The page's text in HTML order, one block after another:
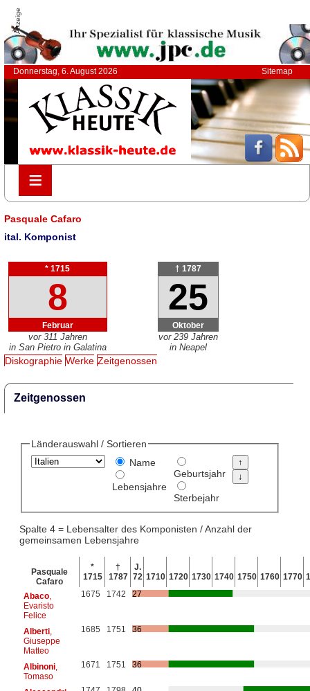
Anzeige
Donnerstag, 6. August 2026 Sitemap
≡
≡
Pasquale Cafaro
ital. Komponist
* 1715
8
Februar
vor 311 Jahren
in San Pietro in Galatina
† 1787
25
Oktober
vor 239 Jahren
in Neapel
Diskographie Werke Zeitgenossen
Zeitgenossen
Länderauswahl / Sortieren
Name
Lebensjahre
Geburtsjahr
Sterbejahr
Spalte 4 = Lebensalter des Komponisten / Anzahl der
gemeinsamen Lebensjahre
Pasquale
Cafaro
*
1715
†
1787
J.
72 1710 1720 1730 1740 1750 1760 1770
Abaco,
Evaristo
Felice
1675 1742 27
Alberti,
Giuseppe
Matteo
1685 1751 36
Albinoni,
Tomaso
1671 1751 36